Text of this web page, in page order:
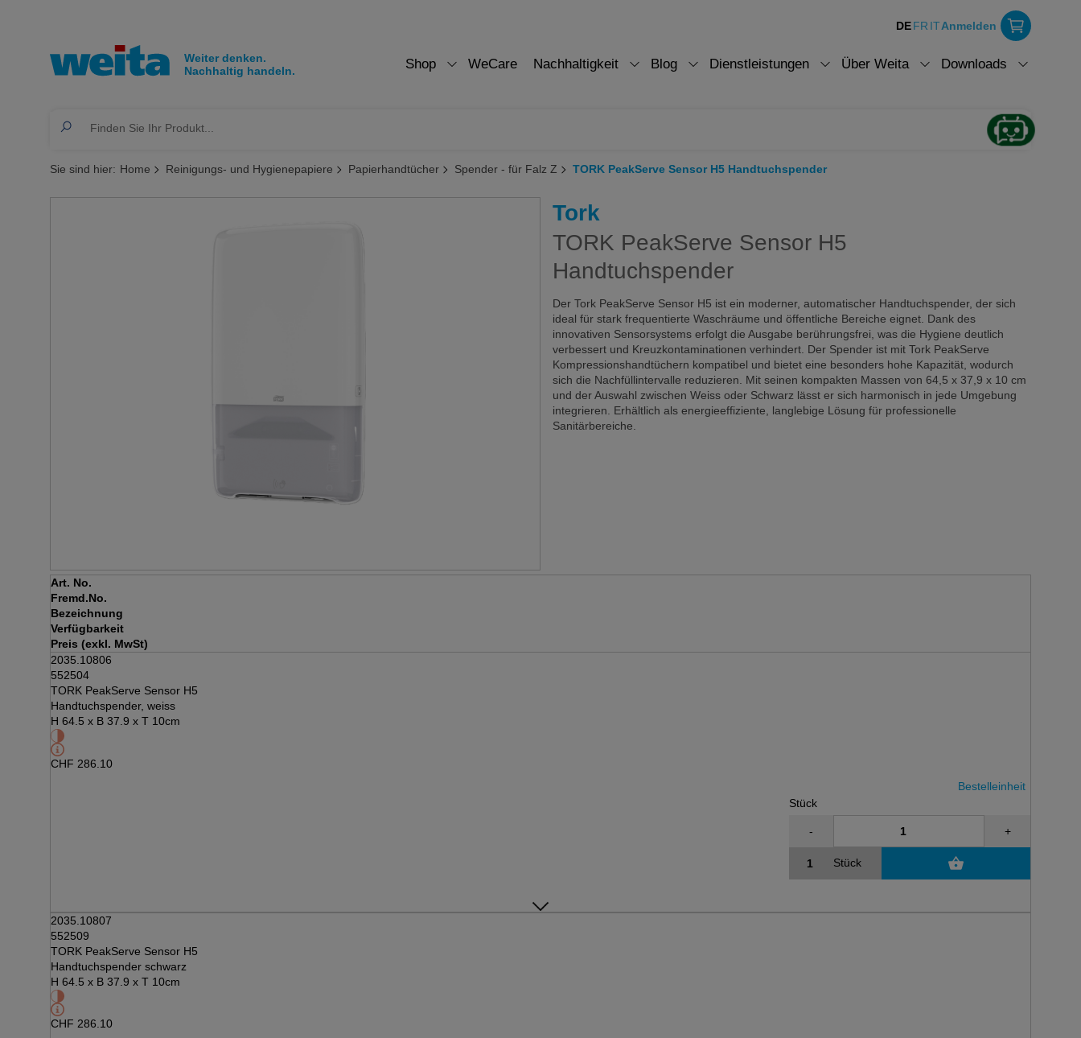
DEFR ITAnmelden
Shop WeCare Nachhaltigkeit Blog Dienstleistungen Über Weita Downloads
Sie sind hier: Home Reinigungs- und Hygienepapiere Papierhandtücher Spender - für Falz Z TORK PeakServe Sensor H5 Handtuchspender
Tork
TORK PeakServe Sensor H5
Handtuchspender
Der Tork PeakServe Sensor H5 ist ein moderner, automatischer Handtuchspender, der sich
ideal für stark frequentierte Waschräume und öffentliche Bereiche eignet. Dank des
innovativen Sensorsystems erfolgt die Ausgabe berührungsfrei, was die Hygiene deutlich
verbessert und Kreuzkontaminationen verhindert. Der Spender ist mit Tork PeakServe
Kompressionshandtüchern kompatibel und bietet eine besonders hohe Kapazität, wodurch
sich die Nachfüllintervalle reduzieren. Mit seinen kompakten Massen von 64,5 x 37,9 x 10 cm
und der Auswahl zwischen Weiss oder Schwarz lässt er sich harmonisch in jede Umgebung
integrieren. Erhältlich als energieeffiziente, langlebige Lösung für professionelle
Sanitärbereiche.
Art. No.
Fremd.No.
Bezeichnung
Verfügbarkeit
Preis (exkl. MwSt)
2035.10806
552504
TORK PeakServe Sensor H5
Handtuchspender, weiss
H 64.5 x B 37.9 x T 10cm
CHF 286.10
Bestelleinheit
Stück
- +
Stück
2035.10807
552509
TORK PeakServe Sensor H5
Handtuchspender schwarz
H 64.5 x B 37.9 x T 10cm
CHF 286.10